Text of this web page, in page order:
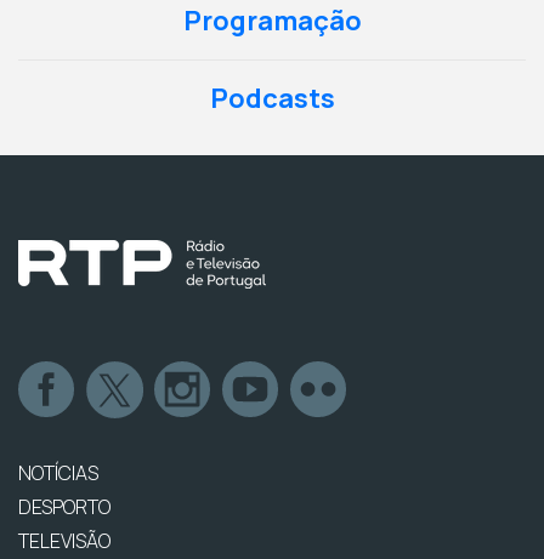
Programação
Podcasts
NOTÍCIAS
DESPORTO
TELEVISÃO